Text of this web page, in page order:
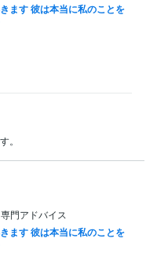
ます 彼は本当に私のことを
。
門アドバイス
ます 彼は本当に私のことを